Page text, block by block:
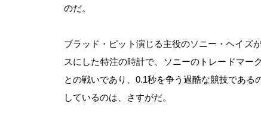
のだ。
ブラッド・ピット演じる主役のソニー・ヘイズ
スにした特注の時計で、ソニーのトレードマー
との戦いであり、0.1秒を争う過酷な競技であ
しているのは、さすがだ。